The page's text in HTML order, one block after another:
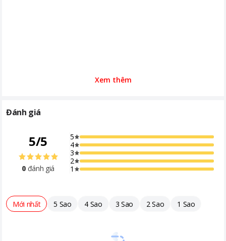
Xem thêm
Đánh giá
5/5
0 đánh giá
5
4
3
2
1
Mới nhất 5 Sao 4 Sao 3 Sao 2 Sao 1 Sao